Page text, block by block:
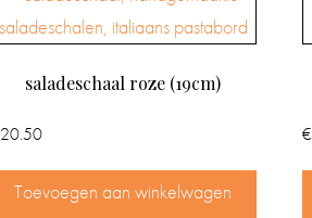
saladeschaal roze (19cm)
20.50
Toevoegen aan winkelwagen
€